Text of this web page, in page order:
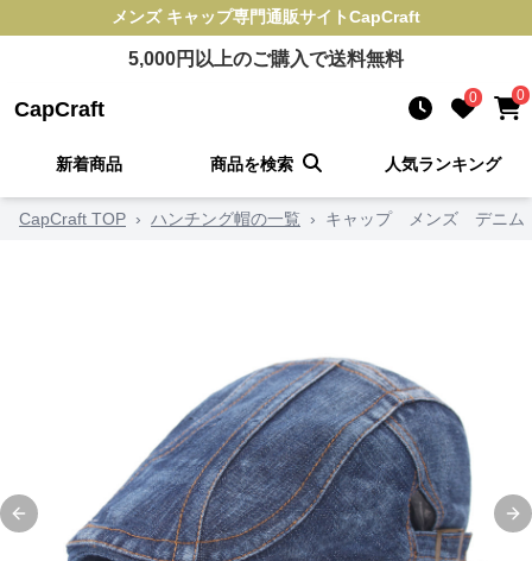
メンズ キャップ専門通販サイトCapCraft
5,000円以上のご購入で送料無料
CapCraft 0 0
新着商品 商品を検索 人気ランキング
CapCraft TOP › ハンチング帽の一覧 › キャップ メンズ デニム
Previous slide